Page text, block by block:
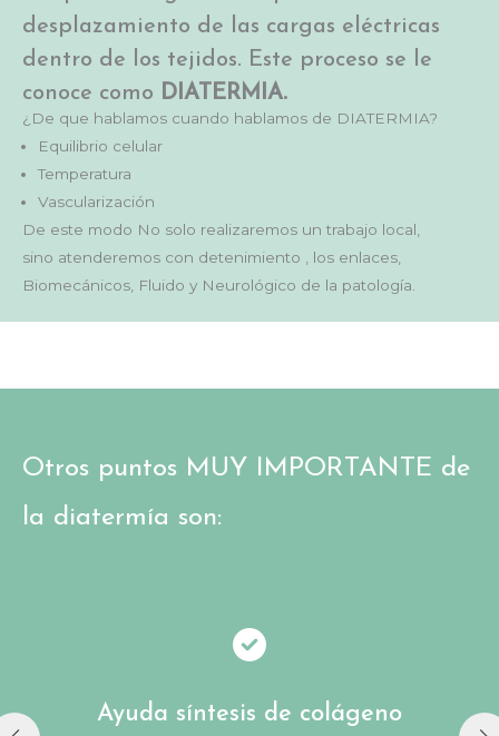
desplazamiento de las cargas eléctricas
dentro de los tejidos. Este proceso se le
conoce como DIATERMIA.
¿De que hablamos cuando hablamos de DIATERMIA?
Equilibrio celular
Temperatura
Vascularización
De este modo No solo realizaremos un trabajo local,
sino atenderemos con detenimiento , los enlaces,
Biomecánicos, Fluido y Neurológico de la patología.
Otros puntos MUY IMPORTANTE de
la diatermía son:
Ayuda síntesis de colágeno